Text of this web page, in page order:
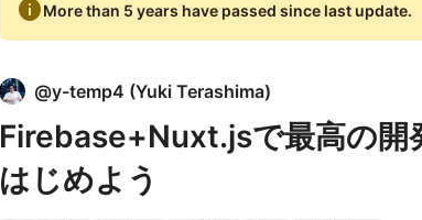
infoMore than 5 years have passed since last update.
@y-temp4 (Yuki Terashima)
Firebase+Nuxt.jsで最高の開
はじめよう